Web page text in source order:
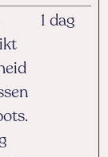
1 dag